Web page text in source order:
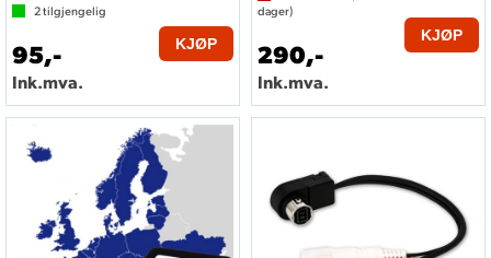
2tilgjengelig
95,-
Ink.mva.
KJØP
dager)
290,-
Ink.mva.
KJØP